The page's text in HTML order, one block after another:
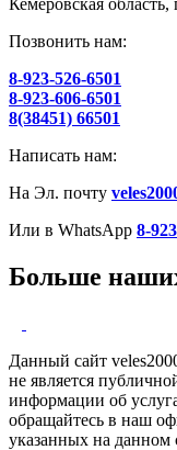
Кемеровская
Позвонить нам:
8-923-526-6501
8-923-606-6501
8(38451) 66501
Написать нам:
На Эл. почту
Или в WhatsApp 8-
Больше
Данный сайт
не является
информации об
обращайтесь в наш
указанных на данном